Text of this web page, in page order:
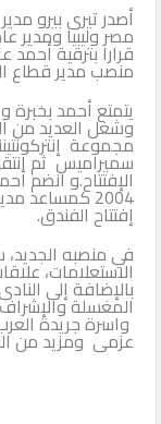
أصدر تيرى بيرو
مصر وليبيا ومدير
قرارا بترقية
منصب مدير قطاع
وشغل العديد من
سميراميس ثم
الإفتتاح.و انضم
2004 كمساعد
إفتتاح الفندق.
في منصبه
الاستعلامات،
بالإضافة إلى
المغسلة
واسرة جريدة
عزمى ومزيد من